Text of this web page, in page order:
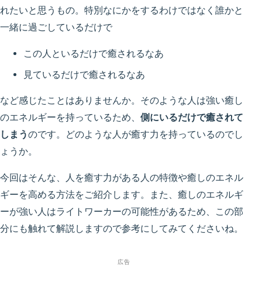
れたいと思うもの。特別なにかをするわけではなく誰かと
一緒に過ごしているだけで
この人といるだけで癒されるなあ
見ているだけで癒されるなあ
など感じたことはありませんか。そのような人は強い癒し
のエネルギーを持っているため、 側にいるだけで癒されて
しまうのです。どのような人が癒す力を持っているのでし
ょうか。
今回はそんな、
人を癒す力がある人の特徴や癒しのエネル
ギーを高める方法をご紹介します。また、癒しのエネルギ
ーが強い人はライトワーカーの可能性があるため、この部
分にも触れて解説しますので参考にしてみてくださいね。
広告